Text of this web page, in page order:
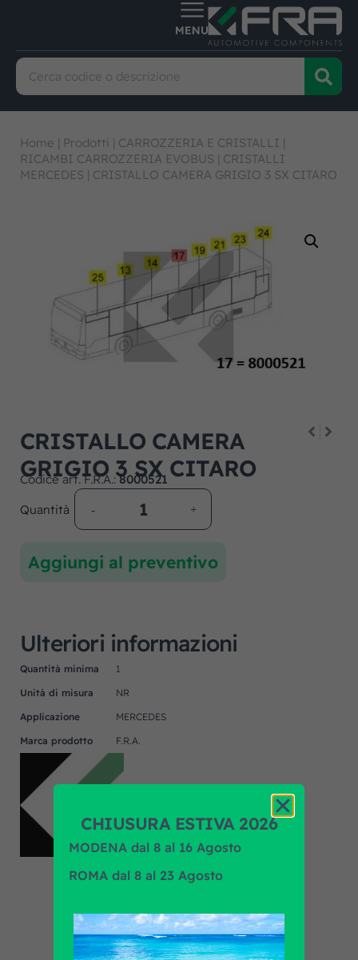
Home | Prodotti | CARROZZERIA E CRISTALLI |
RICAMBI CARROZZERIA EVOBUS | CRISTALLI
MERCEDES | CRISTALLO CAMERA GRIGIO 3 SX CITARO
CRISTALLO CAMERA
GRIGIO 3 SX CITARO
Codice art. F.R.A.:8000521
Quantità
Aggiungi al preventivo
Ulteriori informazioni
Quantità minima
1
Unità di misura
NR
Applicazione
MERCEDES
Marca prodotto
F.R.A.
CHIUSURA ESTIVA 2026
MODENA dal 8 al 16 Agosto
ROMA dal 8 al 23 Agosto